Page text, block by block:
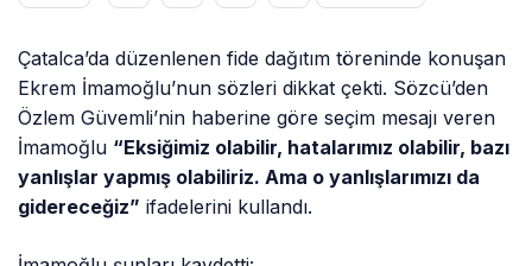
Çatalca’da düzenlenen fide dağıtım töreninde konuşan
Ekrem İmamoğlu’nun sözleri dikkat çekti. Sözcü’den
Özlem Güvemli’nin haberine göre seçim mesajı veren
İmamoğlu “Eksiğimiz olabilir, hatalarımız olabilir, bazı
yanlışlar yapmış olabiliriz. Ama o yanlışlarımızı da
gidereceğiz” ifadelerini kullandı.